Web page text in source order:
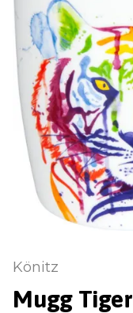
Könitz
Mugg Tiger